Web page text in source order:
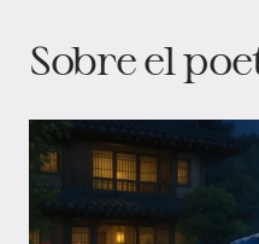
Sobre el